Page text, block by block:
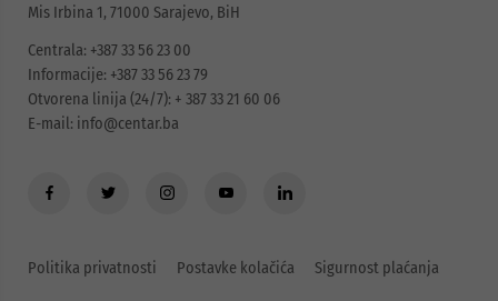
Mis Irbina 1, 71000 Sarajevo, BiH
Centrala: +387 33 56 23 00
Informacije: +387 33 56 23 79
Otvorena linija (24/7): + 387 33 21 60 06
E-mail: info@centar.ba
Politika privatnosti Postavke kolačića Sigurnost plaćanja